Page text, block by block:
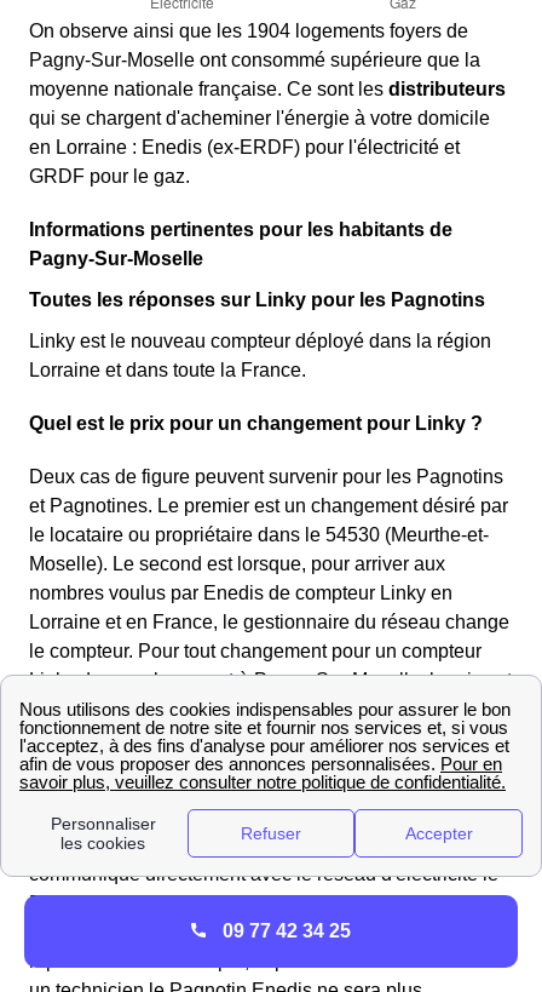
On observe ainsi que les 1904 logements foyers de
Pagny-Sur-Moselle ont consommé supérieure que la
moyenne nationale française. Ce sont les distributeurs
qui se chargent d'acheminer l'énergie à votre domicile
en Lorraine : Enedis (ex-ERDF) pour l'électricité et
GRDF pour le gaz.
Informations pertinentes pour les habitants de
Pagny-Sur-Moselle
Toutes les réponses sur Linky pour les Pagnotins
Linky est le nouveau compteur déployé dans la région
Lorraine et dans toute la France.
Quel est le prix pour un changement pour Linky ?
Deux cas de figure peuvent survenir pour les Pagnotins
et Pagnotines. Le premier est un changement désiré par
le locataire ou propriétaire dans le 54530 (Meurthe-et-
Moselle). Le second est lorsque, pour arriver aux
nombres voulus par Enedis de compteur Linky en
Lorraine et en France, le gestionnaire du réseau change
le compteur. Pour tout changement pour un compteur
Linky dans un logement à Pagny-Sur-Moselle, le prix est
gratuit.
Quelles sont les fonctionnalités de ce nouveau
compteur pour les Pagnotins ?
Linky est un compteur "intelligent" donc qui
communique directement avec le réseau d'électricité le
Pagnotin. Celui-ci va permettre aux habitants du 54530
(Meurthe-et-Moselle) de faire leurs démarches plus
rapidement. Par exemple, la prise de rendez-vous avec
09 77 42 34 25